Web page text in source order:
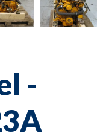
-